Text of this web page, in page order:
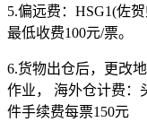
5.偏远费：HSG1(佐
最低收费100元/票。
6.货物出仓后，更改
作业， 海外仓计费：
件手续费每票150元